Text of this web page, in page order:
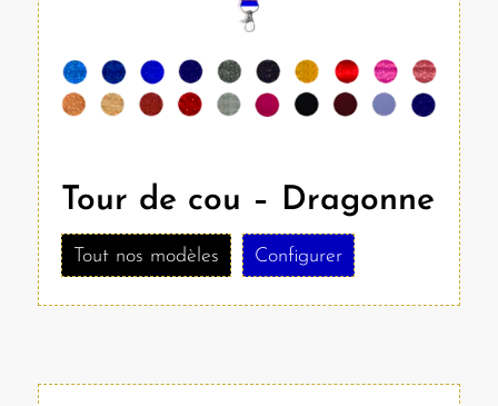
Tour de cou – Dragonne
Tout nos modèles Configurer